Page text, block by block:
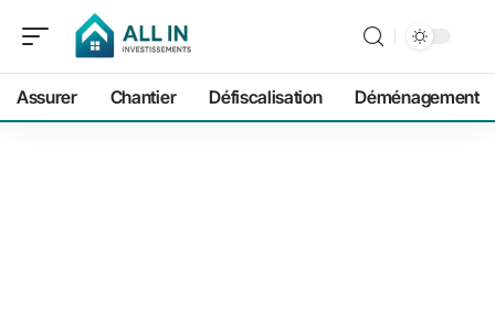
Assurer Chantier Défiscalisation Déménagement